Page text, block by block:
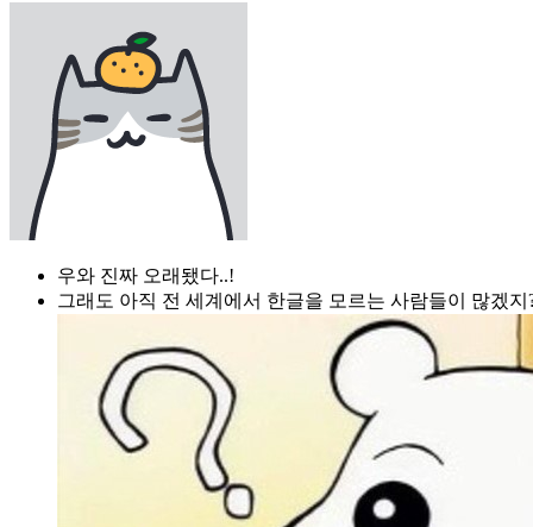
우와 진짜 오래됐다..!
그래도 아직 전 세계에서 한글을 모르는 사람들이 많겠지